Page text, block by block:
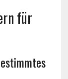
für